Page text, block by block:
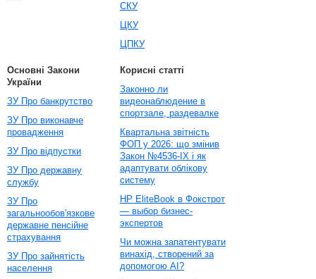
СКУ
ЦКУ
ЦПКУ
Основні Закони
України
ЗУ Про банкрутство
ЗУ Про виконавче
провадження
ЗУ Про відпустки
ЗУ Про державну
службу
ЗУ Про
загальнообов'язкове
державне пенсійне
страхування
ЗУ Про зайнятість
населення
Корисні статті
Законно ли
видеонаблюдение в
спортзале, раздевалке
Квартальна звітність
ФОП у 2026: що змінив
Закон №4536-IX і як
адаптувати облікову
систему
HP EliteBook в Фокстрот
— выбор бизнес-
экспертов
Чи можна запатентувати
винахід, створений за
допомогою AI?